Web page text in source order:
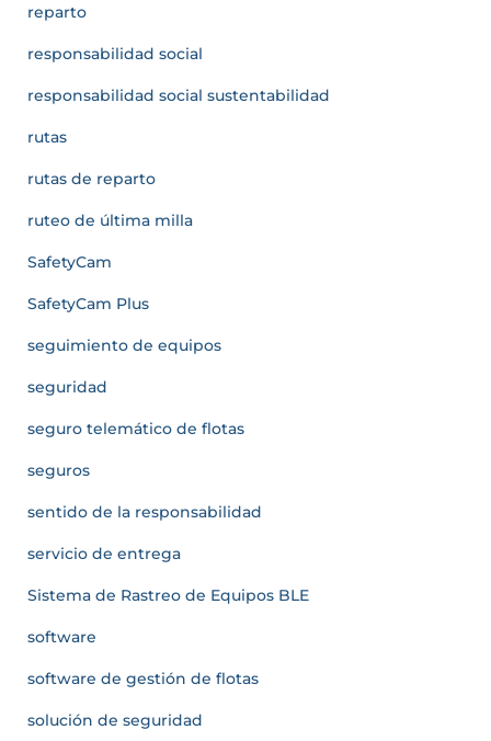
reparto
responsabilidad social
responsabilidad social sustentabilidad
rutas
rutas de reparto
ruteo de última milla
SafetyCam
SafetyCam Plus
seguimiento de equipos
seguridad
seguro telemático de flotas
seguros
sentido de la responsabilidad
servicio de entrega
Sistema de Rastreo de Equipos BLE
software
software de gestión de flotas
solución de seguridad